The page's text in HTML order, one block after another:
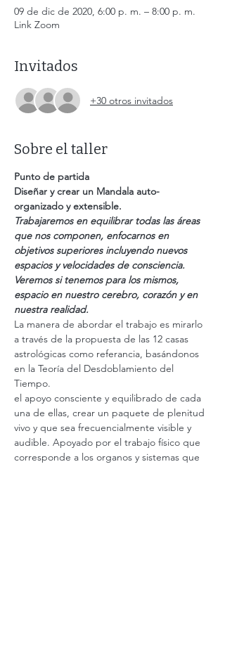
09 de dic de 2020, 6:00 p. m. – 8:00 p. m.
Link Zoom
Invitados
+30 otros invitados
Sobre el taller
Punto de partida
Diseñar y crear un Mandala auto-
organizado y extensible.
Trabajaremos en equilibrar todas las áreas
que nos componen, enfocarnos en
objetivos superiores incluyendo nuevos
espacios y velocidades de consciencia.
Veremos si tenemos para los mismos,
espacio en nuestro cerebro, corazón y en
nuestra realidad.
La manera de abordar el trabajo es mirarlo
a través de la propuesta de las 12 casas
astrológicas como referancia, basándonos
en la Teoría del Desdoblamiento del
Tiempo.
el apoyo consciente y equilibrado de cada
una de ellas, crear un paquete de plenitud
vivo y que sea frecuencialmente visible y
audible. Apoyado por el trabajo físico que
corresponde a los organos y sistemas que